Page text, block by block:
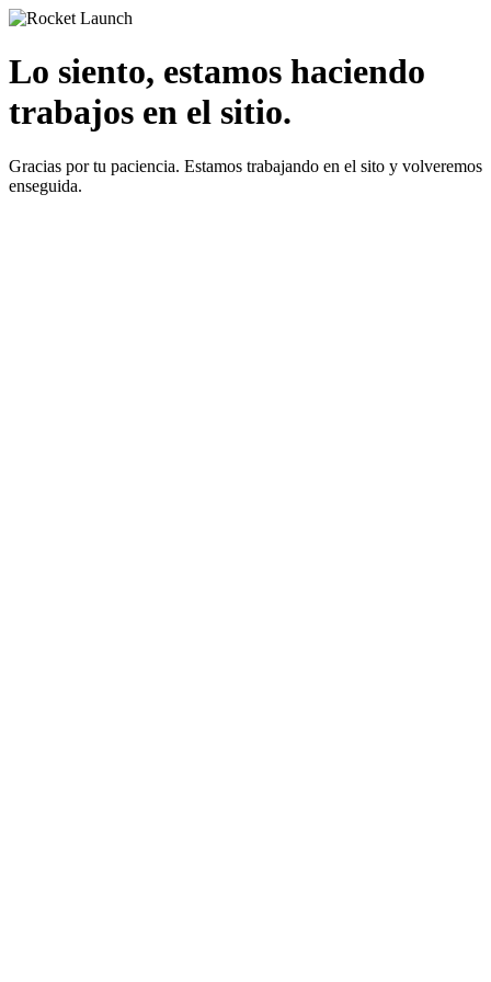
Lo siento, estamos haciendo
trabajos en el sitio.
Gracias por tu paciencia. Estamos trabajando en el sito y volveremos
enseguida.